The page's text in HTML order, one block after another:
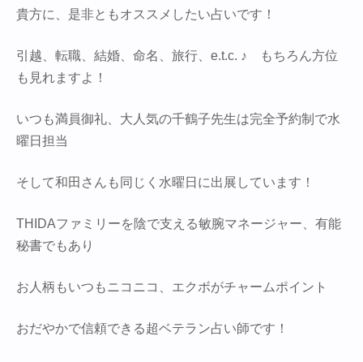
貴方に、是非ともオススメしたい占いです！
引越、転職、結婚、命名、旅行、e.t.c. ♪ もちろん方位
も見れますよ！
いつも満員御礼、大人気の千鶴子先生は完全予約制で水
曜日担当
そして和田さんも同じく水曜日に出展しています！
THIDAファミリーを陰で支える敏腕マネージャー、有能
秘書でもあり
お人柄もいつもニコニコ、エクボがチャームポイント
おだやかで信頼できる超ベテラン占い師です！